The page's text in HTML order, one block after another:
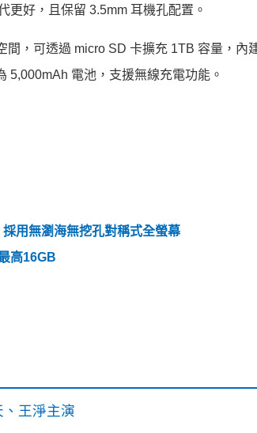
好，且保留 3.5mm 耳機孔配置。
，可透過 micro SD 卡擴充 1TB 容量，內
5,000mAh 電池，支援無線充電功能。
用無瀏海無挖孔對稱式全螢幕
高16GB
、王淨主演